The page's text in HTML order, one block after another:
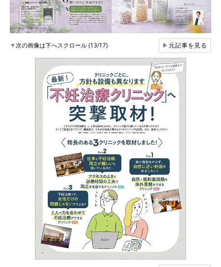
▼次の画像は下へスクロール (13/17) ▶元記事を見る